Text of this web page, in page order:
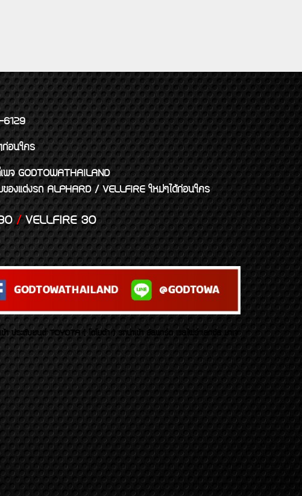
6129
ก่อนใคร
จ GODTOWATHAILAND
ของแต่งรถ ALPHARD / VELLFIRE ใหม่ๆได้ก่อนใคร
/VELLFIRE 30
ระดับยนต์ TOYOTA ( โตโยต้า ) รถนำเข้า อัลพาร์ด เวลไฟร์ เลกซัส มาเจ